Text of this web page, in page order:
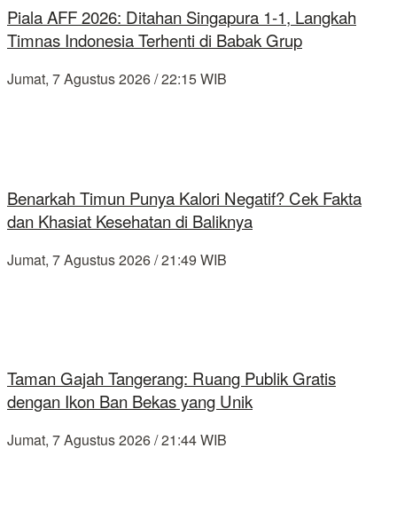
Piala AFF 2026: Ditahan Singapura 1-1, Langkah
Timnas Indonesia Terhenti di Babak Grup
Jumat, 7 Agustus 2026 / 22:15 WIB
Benarkah Timun Punya Kalori Negatif? Cek Fakta
dan Khasiat Kesehatan di Baliknya
Jumat, 7 Agustus 2026 / 21:49 WIB
Taman Gajah Tangerang: Ruang Publik Gratis
dengan Ikon Ban Bekas yang Unik
Jumat, 7 Agustus 2026 / 21:44 WIB